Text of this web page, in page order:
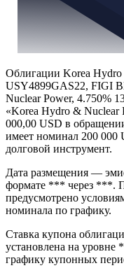
Облигации Korea
USY4899GAS22, FIGI
Nuclear Power, 4.750%
«Korea Hydro & Nuclear
000,00 USD в
имеет номинал 200 000
долговой инструмент.
Дата размещения —
формате *** через ***.
предусмотрено
номинала по графику.